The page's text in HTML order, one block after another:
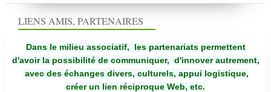
LIENS AMIS, PARTENAIRES
Dans le milieu associatif, les partenariats permettent
d'avoir la possibilité de communiquer, d'innover autrement,
avec des échanges divers, culturels, appui logistique,
créer un lien réciproque Web, etc.